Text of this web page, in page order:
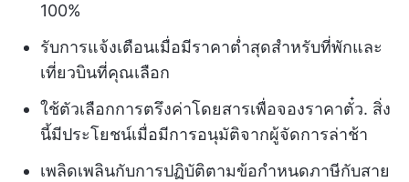
100%
รับการแจ้งเตือนเมื่อมีราคาต่ำสุดสำหรับที่พักและ
เที่ยวบินที่คุณเลือก
ใช้ตัวเลือกการตรึงค่าโดยสารเพื่อจองราคาตั๋ว. สิ่ง
นี้มีประโยชน์เมื่อมีการอนุมัติจากผู้จัดการล่าช้า
เพลิดเพลินกับการปฏิบัติตามข้อกำหนดภาษีกับสาย